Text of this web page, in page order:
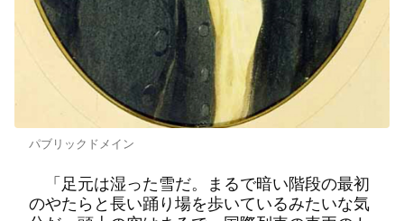
パブリックドメイン
「足元は湿った雪だ。まるで暗い階段の最初
のやたらと長い踊り場を歩いているみたいな気